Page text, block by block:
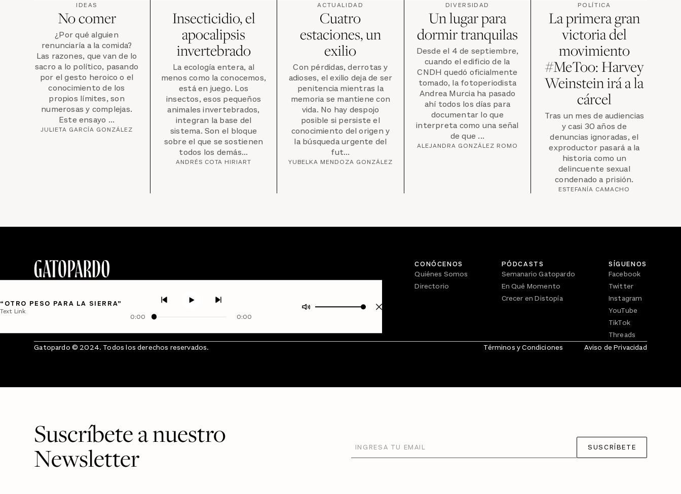
IDEAS
No comer
¿Por qué alguien
renunciaría a la comida?
Las razones, que van de lo
sacro a lo político, pasando
por el gesto heroico o el
conocimiento de los
propios límites, son
numerosas y complejas.
Este ensayo ...
JULIETA GARCÍA GONZÁLEZ
Insecticidio, el
apocalipsis
invertebrado
La ecología entera, al
menos como la conocemos,
está en juego. Los
insectos, esos pequeños
animales invertebrados,
integran la base del
sistema. Son el bloque
sobre el que se sostienen
todos los demás...
ANDRÉS COTA HIRIART
ACTUALIDAD
Cuatro
estaciones, un
exilio
Con pérdidas, derrotas y
adioses, el exilio deja de ser
penitencia mientras la
memoria se mantiene con
vida. No hay despojo
posible si persiste el
conocimiento del origen y
la búsqueda urgente del
fut...
YUBELKA MENDOZA GONZÁLEZ
DIVERSIDAD
Un lugar para
dormir tranquilas
Desde el 4 de septiembre,
cuando el edificio de la
CNDH quedó oficialmente
tomado, la fotoperiodista
Andrea Murcia ha pasado
ahí todos los días para
documentar lo que
interpreta como una señal
de que ...
ALEJANDRA GONZÁLEZ ROMO
POLÍTICA
La primera gran
victoria del
movimiento
#MeToo: Harvey
Weinstein irá a la
cárcel
Tras un mes de audiencias
y casi 30 años de
denuncias ignoradas, el
exproductor pasará a la
historia como un
delincuente sexual
condenado a prisión.
ESTEFANÍA CAMACHO
“OTRO PESO PARA LA SIERRA”
Text Link
0:00 0:00
CONÓCENOS
Quiénes Somos
Directorio
PÓDCASTS
Semanario Gatopardo
En Qué Momento
Crecer en Distopía
SÍGUENOS
Facebook
Twitter
Instagram
YouTube
TikTok
Threads
Gatopardo © 2024. Todos los derechos reservados.
Términos y Condiciones Aviso de Privacidad
Suscríbete a nuestro
Newsletter